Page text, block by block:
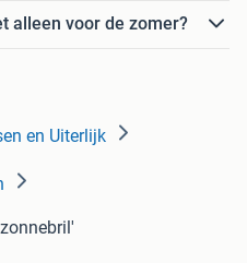
alleen voor de zomer?
en Uiterlijk